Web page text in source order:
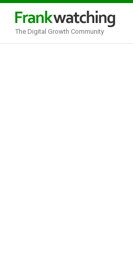
The Digital Growth Community